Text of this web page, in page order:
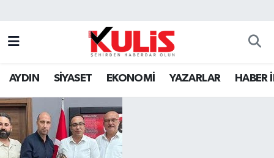
AYDIN SİYASET EKONOMİ YAZARLAR HABER